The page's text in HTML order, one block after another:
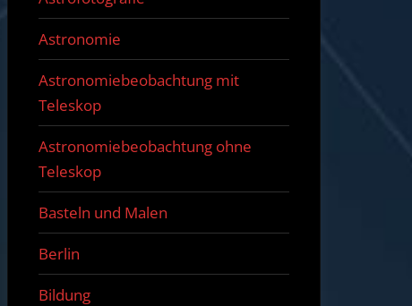
Astronomie
Astronomiebeobachtung mit
Teleskop
Astronomiebeobachtung ohne
Teleskop
Basteln und Malen
Berlin
Bildung